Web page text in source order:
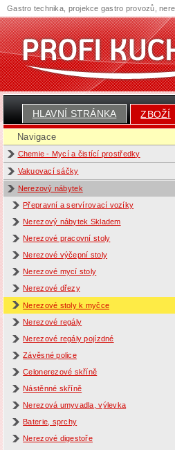
HLAVNÍ STRÁNKA ZBOŽÍ
Navigace
Chemie - Mycí a čistící prostředky
Vakuovací sáčky
Nerezový nábytek
Přepravní a servírovací vozíky
Nerezový nábytek Skladem
Nerezové pracovní stoly
Nerezové výčepní stoly
Nerezové mycí stoly
Nerezové dřezy
Nerezové stoly k myčce
Nerezové regály
Nerezové regály pojízdné
Závěsné police
Celonerezové skříně
Nástěnné skříně
Nerezová umyvadla, výlevka
Baterie, sprchy
Nerezové digestoře
Gastro technika, projekce gastro provozů,